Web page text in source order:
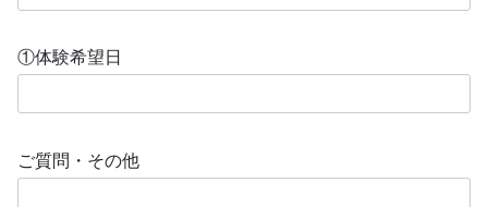
①体験希望日
ご質問・その他